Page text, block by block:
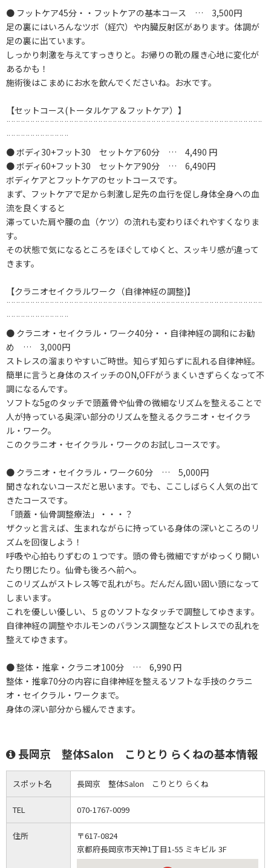
● フットケア45分・・フットケアの基本コース … 3,500円
足の裏にはいろんなツボ（経穴）や内臓反射区があります。体調が
足の裏に出ています。
しっかり刺激を与えてすっきりと。お帰りの靴の履き心地に変化が
あるかも！
施術後はこまめにお水を飲んでくださいね。お水です。
【セットコース(トータルケア＆フットケア）】
¨¨¨¨¨¨¨¨¨¨¨¨¨¨¨¨¨¨¨¨¨¨¨¨¨¨¨¨¨¨¨¨¨¨¨¨¨¨¨¨¨¨¨¨¨¨¨¨¨¨¨¨¨
¨¨¨¨¨¨¨¨¨¨¨¨¨
● ボディ30+フット30 セットケア60分 … 4,490 円
● ボディ60+フット30 セットケア90分 … 6,490円
ボディケアとフットケアのセットコースです。
まず、フットケアで足から刺激し足先の血行を促し身体全身への血
流を良くすると
滞っていた肩や腰の血（ケツ）の流れも変わりほぐれやすくなりま
す。
その状態で気になるところをほぐしてゆくと、スッキリ感が違って
きます。
【クラニオセイクラルワーク（自律神経の調整)】
¨¨¨¨¨¨¨¨¨¨¨¨¨¨¨¨¨¨¨¨¨¨¨¨¨¨¨¨¨¨¨¨¨¨¨¨¨¨¨¨¨¨¨¨¨¨¨¨¨¨¨¨¨
¨¨¨¨¨¨¨¨¨¨¨¨¨
● クラニオ・セイクラル・ワーク40分・・自律神経の調和にお勧
め … 3,000円
ストレスの溜まりやすいご時世。知らず知らずに乱れる自律神経。
簡単に言うと身体のスイッチのON,OFFがうまくいきずらくなって不
調になるんです。
ソフトな5gのタッチで頭蓋骨や仙骨の微細なリズムを整えることで
人が持っている奥深い部分のリズムを整えるクラニオ・セイクラ
ル・ワーク。
このクラニオ・セイクラル・ワークのお試しコースです。
● クラニオ・セイクラル・ワーク60分 … 5,000円
聞きなれないコースだと思います。でも、ここしばらく人気の出て
きたコースです。
「頭蓋・仙骨調整療法」・・・？
ザクッと言えば、生まれながらに持っている身体の深いところのリ
ズムを回復しよう！
呼吸や心拍もりずむの１つです。頭の骨も微細ですがゆっくり開い
たり閉じたり。仙骨も後ろへ前へ。
このリズムがストレス等で乱れがち。だんだん固い固い頭になって
しまいます。
これを優しい優しい、５ｇのソフトなタッチで調整してゆきます。
自律神経の調整やホルモンのバランス調整などストレスでの乱れを
整えてゆきます。
● 整体・推拿・クラニオ100分 … 6,990 円
整体・推拿70分の内容に自律神経を整えるソフトな手技のクラニ
オ・セイクラル・ワークまで。
身体の深い部分から緩んできます。
長岡京 整体Salon こりとり らくねの基本情報
スポット名 長岡京 整体Salon こりとり らくね
TEL 070-1767-0099
住所
〒617-0824
京都府長岡京市天神1丁目1-55 ミキビル 3F